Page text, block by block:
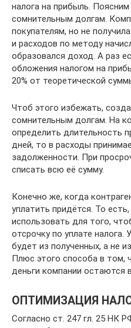
налога на прибыль.
сомнительным долгам.
покупателям, но не
и расходов по методу
образовался доход. А раз
обложения налогом на
20% от теоретической
Чтоб этого избежать,
сомнительным долгам. На
определить длительность
дней, то в расходы
задолженности. При
списать всю её сумму.
Конечно же, когда
уплатить придётся. То
использовать для того,
отсрочку по уплате налога.
будет из полученных, а не
Плюс этого способа в том,
деньги компании остаются
ОПТИМИЗАЦИЯ
Согласно ст. 247 гл. 25 НК